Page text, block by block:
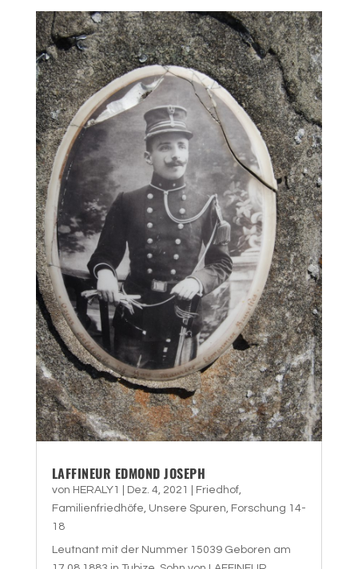
LAFFINEUR EDMOND JOSEPH
von HERALY1 Dez. 4, 2021 Friedhof,
Familienfriedhöfe, Unsere Spuren, Forschung 14-
18
Leutnant mit der Nummer 15039 Geboren am